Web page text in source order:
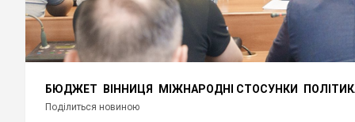
БЮДЖЕТ ВІННИЦЯ МІЖНАРОДНІ СТОСУНКИ
Поділиться новиною